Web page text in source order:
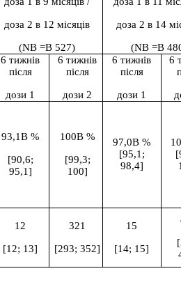
доза 2 в 12 місяців
(NВ =В 527)
доза 2 в 14
(NВ =В
6 тижнів
після
дози 1
6 тижнів
після
дози 2
6 тижнів
після
дози 1
6
93,1В %
[90,6;
95,1]
100В %
[99,3;
100]
97,0В %
[95,1;
98,4]
12
[12; 13]
321
[293; 352]
15
[14; 15]